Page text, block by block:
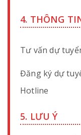
4. THÔNG
Tư vấn dự
Đăng ký dự
Hotline
5. LƯU Ý